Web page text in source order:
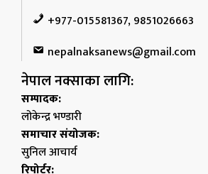
+977-015581367, 9851026663
nepalnaksanews@gmail.com
नेपाल नक्साका लागि:
सम्पादक:
लोकेन्द्र भण्डारी
समाचार संयोजक:
सुनिल आचार्य
रिपोर्टर: